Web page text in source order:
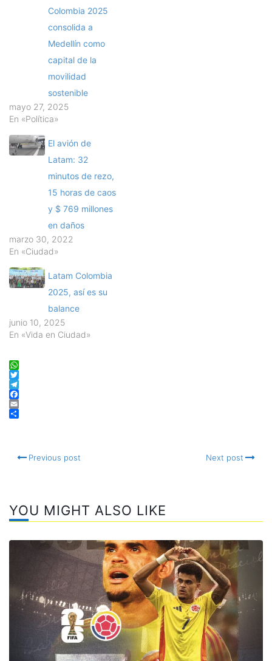
Colombia 2025
consolida a
Medellín como
capital de la
movilidad
sostenible
mayo 27, 2025
En «Política»
El avión de
Latam: 32
minutos de rezo,
15 horas de caos
y $ 769 millones
en daños
marzo 30, 2022
En «Ciudad»
Latam Colombia
2025, así es su
balance
junio 10, 2025
En «Vida en Ciudad»
WhatsApp
Twitter
Telegram
Facebook
Email
Previous post Next post
YOU MIGHT ALSO LIKE